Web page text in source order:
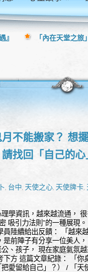
月不能搬家？ 想
找回「自己的
, 台中, 天使之心, 天使牌卡,
學資訊，越來越流通，
吸引力法則”的一種展現
員陸續給出反饋： 「越來
是前陣子有分享一位美人
、孩子， 現在家庭氣氛
下方 這篇文章紀錄： 「
愛留給自己」？） / 「天
』 「內在天堂之